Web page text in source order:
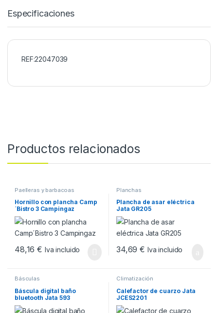
Especificaciones
REF:22047039
Productos relacionados
Paelleras y barbacoas
Hornillo con plancha Camp
´Bistro 3 Campingaz
48,16€ Iva incluido
Planchas
Plancha de asar eléctrica
Jata GR205
34,69€ Iva incluido
Básculas
Báscula digital baño
bluetooth Jata 593
Climatización
Calefactor de cuarzo Jata
JCES2201